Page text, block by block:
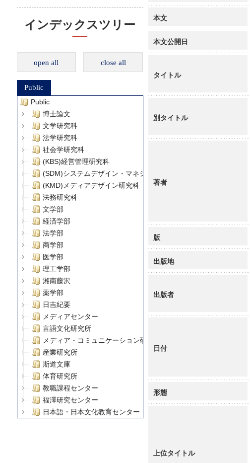
インデックスツリー
open all close all
Public
Public
博士論文
文学研究科
法学研究科
社会学研究科
(KBS)経営管理研究科
(SDM)システムデザイン・マネジメント研究科
(KMD)メディアデザイン研究科
法務研究科
文学部
経済学部
法学部
商学部
医学部
理工学部
湘南藤沢
薬学部
日吉紀要
メディアセンター
言語文化研究所
メディア・コミュニケーション研究所
産業研究所
斯道文庫
体育研究所
教職課程センター
福澤研究センター
日本語・日本文化教育センター
デジタルメディア・コンテンツ統合研究センター
本文
本文公開日
タイトル
別タイトル
著者
版
出版地
出版者
日付
形態
上位タイトル